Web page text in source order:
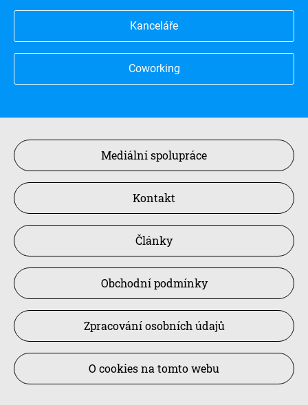
Kanceláře
Coworking
Mediální spolupráce
Kontakt
Články
Obchodní podmínky
Zpracování osobních údajů
O cookies na tomto webu